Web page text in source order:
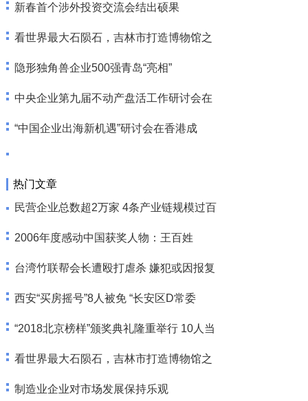
新春首个涉外投资交流会结出硕果
看世界最大石陨石，吉林市打造博物馆之
隐形独角兽企业500强青岛“亮相”
中央企业第九届不动产盘活工作研讨会在
“中国企业出海新机遇”研讨会在香港成
热门文章
民营企业总数超2万家 4条产业链规模过百
2006年度感动中国获奖人物：王百姓
台湾竹联帮会长遭殴打虐杀 嫌犯或因报复
西安“买房摇号”8人被免 “长安区D常委
“2018北京榜样”颁奖典礼隆重举行 10人当
看世界最大石陨石，吉林市打造博物馆之
制造业企业对市场发展保持乐观